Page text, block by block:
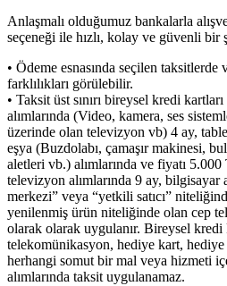
Anlaşmalı olduğumuz bankalarla
seçeneği ile hızlı, kolay ve güvenli
• Ödeme esnasında seçilen taksitlerde
farklılıkları görülebilir.
• Taksit üst sınırı bireysel kredi
alımlarında (Video, kamera, ses
üzerinde olan televizyon vb) 4 ay,
eşya (Buzdolabı, çamaşır makinesi,
aletleri vb.) alımlarında ve fiyatı
televizyon alımlarında 9 ay, bilgisayar
merkezi” veya “yetkili satıcı”
yenilenmiş ürün niteliğinde olan cep
olarak olarak uygulanır. Bireysel
telekomünikasyon, hediye kart,
herhangi somut bir mal veya hizmeti
alımlarında taksit uygulanamaz.